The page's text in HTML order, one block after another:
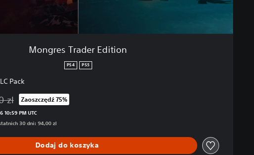
Mongres Trader Edition
PS4 PS5
Pack
zniżkę z oryginalnej ceny wynoszącej 94,00 zl
zl Zaoszczędź 75%
10:59 PM UTC
30 dni: 94,00 zl
Dodaj do koszyka